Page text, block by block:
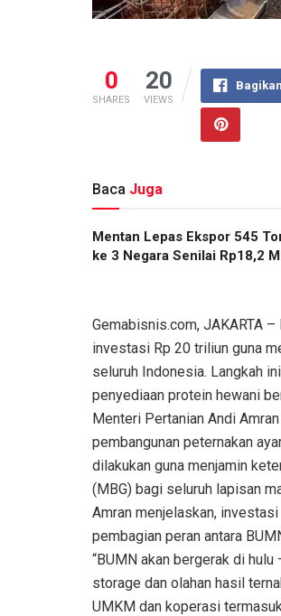
0
SHARES
20
VIEWS
Baca Juga
Mentan Lepas Ekspor 545
ke 3 Negara Senilai Rp18,2
Gemabisnis.com, JAKARTA
investasi Rp 20 triliun guna
seluruh Indonesia. Langkah
penyediaan protein hewani
Menteri Pertanian Andi
pembangunan peternakan
dilakukan guna menjamin
(MBG) bagi seluruh lapisan
Amran menjelaskan,
pembagian peran antara
“BUMN akan bergerak di
storage dan olahan hasil
UMKM dan koperasi